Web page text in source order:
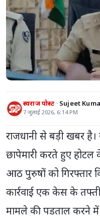
स्वराज पोस्ट Sujeet
7 जुलाई 2026, 6:14 PM
राजधानी से बड़ी खबर
छापेमारी करते हुए
आठ पुरुषों को गिरफ्तार
कार्रवाई एक केस के
मामले की पडताल करने में